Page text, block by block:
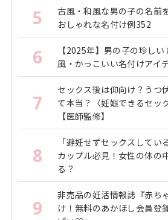
5
古風・和風な男の子の名前
おしゃれな名付け例352
6
【2025年】男の子の珍し
風・かっこいい名付けアイ
7
セックス後は仰向け？うつ
て本当？〈妊娠できるセッ
【医師監修】
8
「避妊せずセックスしてい
カップル必見！女性の体の
る？
9
非売品の妊活情報誌『赤ち
け！無料のあかほし会員登